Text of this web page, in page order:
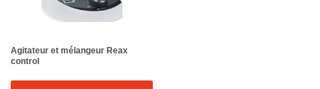
Agitateur et mélangeur Reax
control